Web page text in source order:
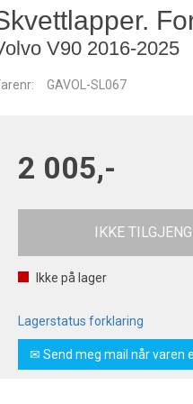
V90 2016-2025
GAVOL-SL067
2 005,-
IKKE
Ikke på lager
Lagerstatus forklaring
✉ Send meg mail når varen